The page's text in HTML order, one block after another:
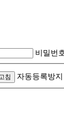
비밀번
침 자동등록방